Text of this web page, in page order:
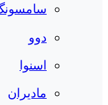
دوو
اسنوا
مادیران